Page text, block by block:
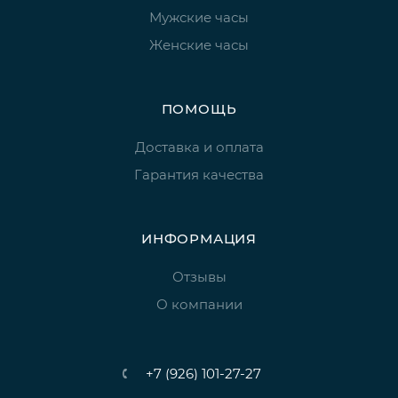
Мужские часы
Женские часы
ПОМОЩЬ
Доставка и оплата
Гарантия качества
ИНФОРМАЦИЯ
Отзывы
О компании
+7 (926) 101-27-27